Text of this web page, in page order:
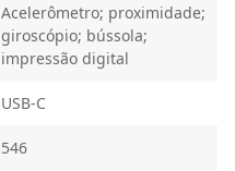
Acelerômetro; proximidade;
giroscópio; bússola;
impressão digital
USB-C
546